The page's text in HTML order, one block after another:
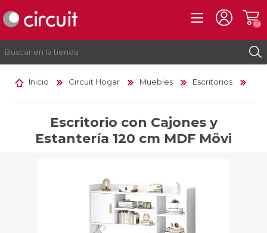
INICIAR SESIÓN
(0)
Inicio Circuit Hogar Muebles Escritorios
Escritorio con Cajones y
Estantería 120 cm MDF Mövi